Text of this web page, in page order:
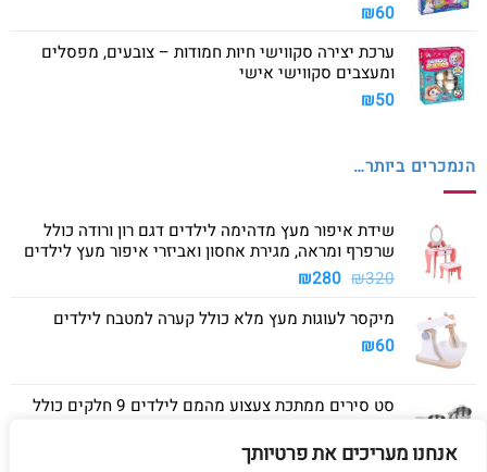
אנחנו מעריכים את פרטיותך
₪60
ערכת יצירה סקווישי חיות חמודות – צובעים, מפסלים
ומעצבים סקווישי אישי
₪50
הנמכרים ביותר…
שידת איפור מעץ מדהימה לילדים דגם רון ורודה כולל
שרפרף ומראה, מגירת אחסון ואביזרי איפור מעץ לילדים
₪320
המחיר
היה:
₪280 המחיר
הוא:
מיקסר לעוגות מעץ מלא כולל קערה למטבח לילדים
₪60
סט סירים ממתכת צעצוע מהמם לילדים 9 חלקים כולל
₪40